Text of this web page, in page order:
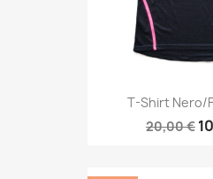
T-Shirt Nero/
20,00 €